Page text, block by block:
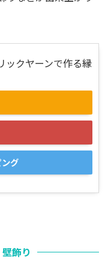
ックヤーンで作る縁
グ
飾り